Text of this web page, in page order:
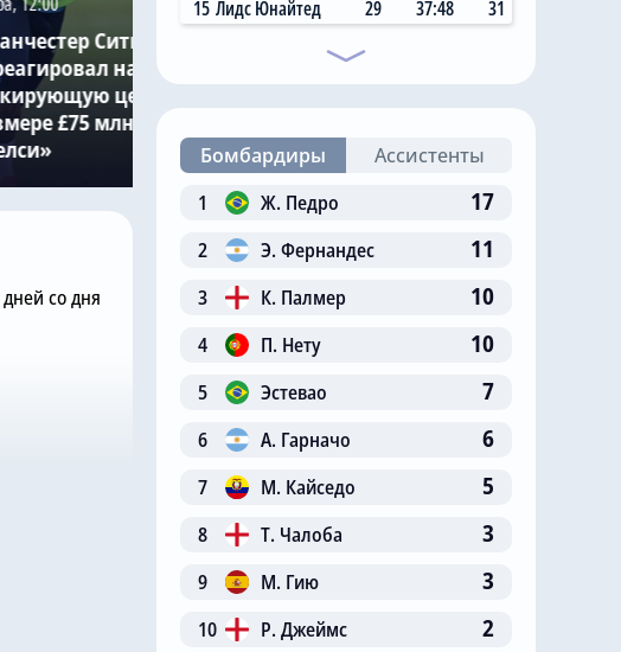
Сити»
на
цену в
£75 млн за звезду
«привозов» в «Челси»
самый «старый дядя» в
клубе
дней со дня
15 Лидс Юнайтед 29 37:48 31
Бомбардиры
Ассистенты
1
Ж. Педро 17
2 Э. Фернандес 11
3 К. Палмер 10
4 П. Нету 10
5 Эстевао 7
6 А. Гарначо 6
7 М. Кайседо 5
8 Т. Чалоба 3
9 М. Гию 3
10 Р. Джеймс 2